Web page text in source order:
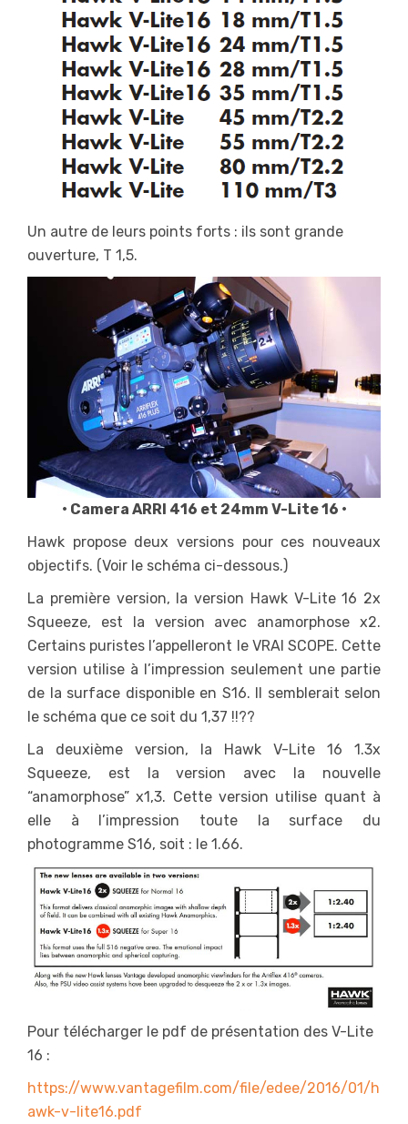
Un autre de leurs points forts : ils sont grande
ouverture, T 1,5.
• Camera ARRI 416 et 24mm V-Lite 16 •
Hawk propose deux versions pour ces nouveaux
objectifs. (Voir le schéma ci-dessous.)
La première version, la version Hawk V-Lite 16 2x
Squeeze, est la version avec anamorphose x2.
Certains puristes l’appelleront le VRAI SCOPE. Cette
version utilise à l’impression seulement une partie
de la surface disponible en S16. Il semblerait selon
le schéma que ce soit du 1,37 !!??
La deuxième version, la Hawk V-Lite 16 1.3x
Squeeze, est la version avec la nouvelle
“anamorphose” x1,3. Cette version utilise quant à
elle à l’impression toute la surface du
photogramme S16, soit : le 1.66.
Pour télécharger le pdf de présentation des V-Lite
16 :
https://www.vantagefilm.com/file/edee/2016/01/h
awk-v-lite16.pdf